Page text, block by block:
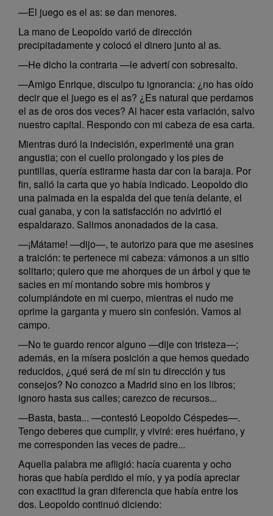
—El juego es el as: se dan menores.
La mano de Leopoldo varió de dirección
precipitadamente y colocó el dinero junto al as.
—He dicho la contraria —le advertí con sobresalto.
—Amigo Enrique, disculpo tu ignorancia: ¿no has oído
decir que el juego es el as? ¿Es natural que perdamos
el as de oros dos veces? Al hacer esta variación, salvo
nuestro capital. Respondo con mi cabeza de esa carta.
Mientras duró la indecisión, experimenté una gran
angustia; con el cuello prolongado y los pies de
puntillas, quería estirarme hasta dar con la baraja. Por
fin, salió la carta que yo había indicado. Leopoldo dio
una palmada en la espalda del que tenía delante, el
cual ganaba, y con la satisfacción no advirtió el
espaldarazo. Salimos anonadados de la casa.
—¡Mátame! —dijo—, te autorizo para que me asesines
a traición: te pertenece mi cabeza: vámonos a un sitio
solitario; quiero que me ahorques de un árbol y que te
sacies en mí montando sobre mis hombros y
columpiándote en mi cuerpo, mientras el nudo me
oprime la garganta y muero sin confesión. Vamos al
campo.
—No te guardo rencor alguno —dije con tristeza—;
además, en la mísera posición a que hemos quedado
reducidos, ¿qué será de mí sin tu dirección y tus
consejos? No conozco a Madrid sino en los libros;
ignoro hasta sus calles; carezco de recursos...
—Basta, basta... —contestó Leopoldo Céspedes—.
Tengo deberes que cumplir, y viviré: eres huérfano, y
me corresponden las veces de padre...
Aquella palabra me afligió: hacía cuarenta y ocho
horas que había perdido el mío, y ya podía apreciar
con exactitud la gran diferencia que había entre los
dos. Leopoldo continuó diciendo: